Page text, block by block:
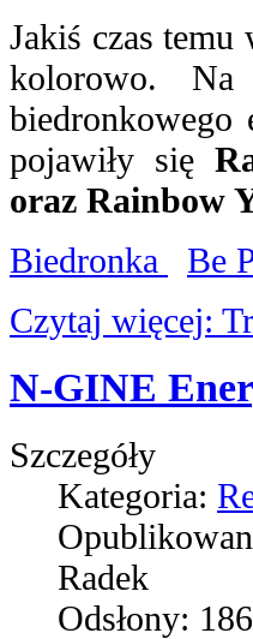
Jakiś czas temu
kolorowo.
biedronkowego
pojawiły się
oraz Rainbow
Biedronka
Be
Czytaj więcej:
N-GINE
Szczegóły
Kategoria:
Radek
Odsłony: